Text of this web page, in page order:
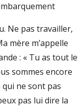
Ne pas travailler,
mère m’appelle
: « Tu as tout le
sommes encore
ne sont pas
pas lui dire la